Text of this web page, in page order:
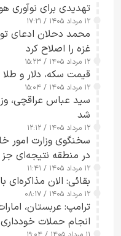
تهدیدی برای
۱۲ مرداد ۱۴۰۵ / ۱۷:۲۱
محمد دحلان ادعای
غزه را اصلاح کرد
۱۲ مرداد ۱۴۰۵ / ۱۵:۲۳
قیمت سکه، دلار و طلا ۱۲ مرداد+ جدول
۱۲ مرداد ۱۴۰۵ / ۱۵:۰۴
سید عباس عراقچی،
شد
۱۲ مرداد ۱۴۰۵ / ۱۲:۱۲
سخنگوی وزارت امور
در منطقه نتیجه‌ای جز
۱۲ مرداد ۱۴۰۵ / ۱۱:۴۱
بقائی: الان مذاکره‌ای
۱۲ مرداد ۱۴۰۵ / ۰۸:۱۷
ترامپ: عربستان،
انجام حملات